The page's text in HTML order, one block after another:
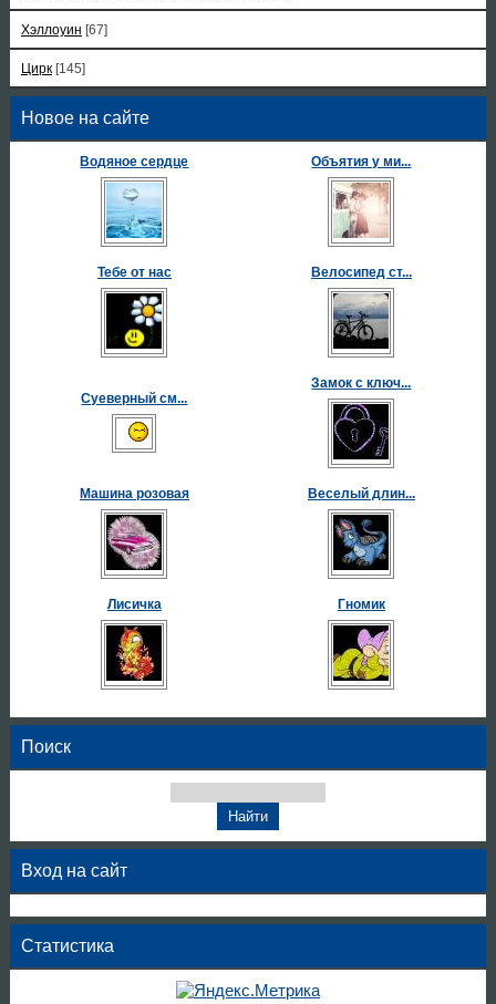
Хэллоуин [67]
Цирк [145]
Новое на сайте
Водяное сердце Объятия у ми...
Тебе от нас Велосипед ст...
Суеверный см...
Замок с ключ...
Машина розовая Веселый длин...
Лисичка Гномик
Поиск
Вход на сайт
Статистика